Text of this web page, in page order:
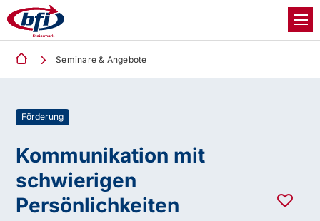
Seminare & Angebote
Förderung
Kommunikation mit
schwierigen
Persönlichkeiten